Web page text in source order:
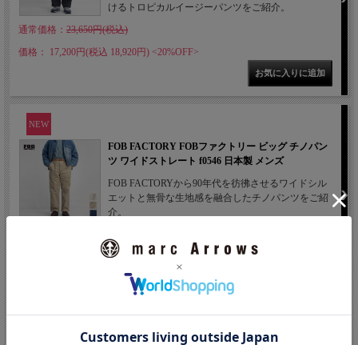
けるトロピカルイージーパンツをご紹介。
通常価格： 23,650円(税込)
価格： 17,200円(税込 18,920円) <20%OFF>
NEW
FOB FACTORY FOBファクトリー ビッグ チノパン
ツ ワイドストレート f0546 日本製 メンズ
FOB FACTORYから90年代を彷彿させるワイドシル
エットと無骨な生地感を融合したチノパンツをご紹
介。
価格： 18,000円(税込 19,800円)
NEW PICK UP
FOB FACTORY FOBファクトリー F0545 インディゴ